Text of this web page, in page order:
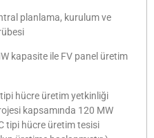
planlama, kurulum ve
ile FV panel üretim
hücre üretim yetkinliği
kapsamında 120 MW
tipi hücre üretim tesisi